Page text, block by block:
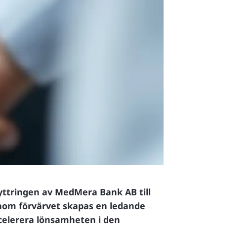
av MedMera Bank AB till
förvärvet skapas en ledande
lönsamheten i den